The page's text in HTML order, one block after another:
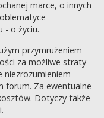
marce, o innych
- o życiu.
przymrużeniem
za możliwe straty
niezrozumieniem
forum. Za ewentualne
Dotyczy także